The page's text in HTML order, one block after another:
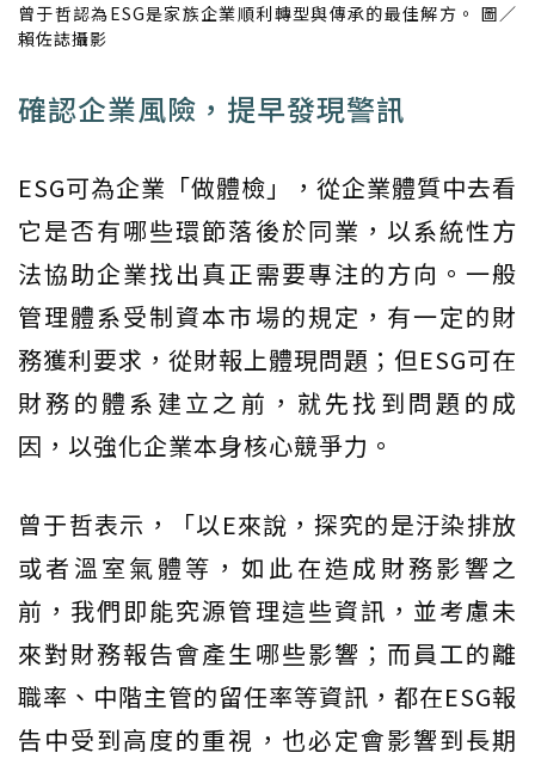
曾于哲認為ESG是家族企業順利轉型與傳承的最佳解方。 圖／
賴佐誌攝影
確認企業風險，提早發現警訊
ESG可為企業「做體檢」，從企業體質中去看
它是否有哪些環節落後於同業，以系統性方
法協助企業找出真正需要專注的方向。一般
管理體系受制資本市場的規定，有一定的財
務獲利要求，從財報上體現問題；但ESG可在
財務的體系建立之前，就先找到問題的成
因，以強化企業本身核心競爭力。
曾于哲表示，「以E來說，探究的是汙染排放
或者溫室氣體等，如此在造成財務影響之
前，我們即能究源管理這些資訊，並考慮未
來對財務報告會產生哪些影響；而員工的離
職率、中階主管的留任率等資訊，都在ESG報
告中受到高度的重視，也必定會影響到長期